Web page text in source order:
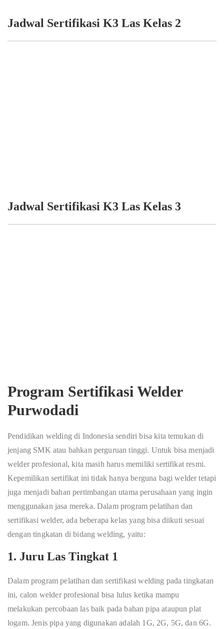
Jadwal Sertifikasi K3 Las Kelas 2
Jadwal Sertifikasi K3 Las Kelas 3
Program Sertifikasi Welder
Purwodadi
Pendidikan welding di Indonesia sendiri bisa kita temukan di
jenjang SMK atau bahkan perguruan tinggi. Untuk bisa menjadi
welder profesional, kita masih harus memiliki sertifikat resmi.
Kepemilikan sertifikat ini tidak hanya berguna bagi welder tetapi
juga menjadi bahan pertimbangan utama perusahaan yang ingin
menggunakan jasa mereka. Dalam program pelatihan dan
sertifikasi welder, ada beberapa kelas yang bisa diikuti sesuai
dengan tingkatan di bidang welding, yaitu:
1. Juru Las Tingkat 1
Dalam program pelatihan dan sertifikasi welding pada tingkatan
ini, calon welder profesional bisa lulus ketika mampu
melakukan percobaan las baik pada bahan pipa ataupun plat
logam. Jenis pipa yang digunakan adalah 1G, 2G, 5G, dan 6G.